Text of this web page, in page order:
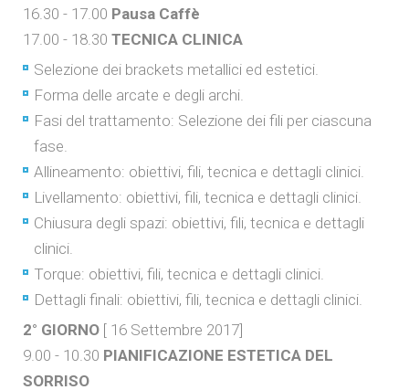
16.30 - 17.00 Pausa Caffè
17.00 - 18.30 TECNICA CLINICA
Selezione dei brackets metallici ed estetici.
Forma delle arcate e degli archi.
Fasi del trattamento: Selezione dei fili per ciascuna
fase.
Allineamento: obiettivi, fili, tecnica e dettagli clinici.
Livellamento: obiettivi, fili, tecnica e dettagli clinici.
Chiusura degli spazi: obiettivi, fili, tecnica e dettagli
clinici.
Torque: obiettivi, fili, tecnica e dettagli clinici.
Dettagli finali: obiettivi, fili, tecnica e dettagli clinici.
2° GIORNO [ 16 Settembre 2017]
9.00 - 10.30 PIANIFICAZIONE ESTETICA DEL
SORRISO